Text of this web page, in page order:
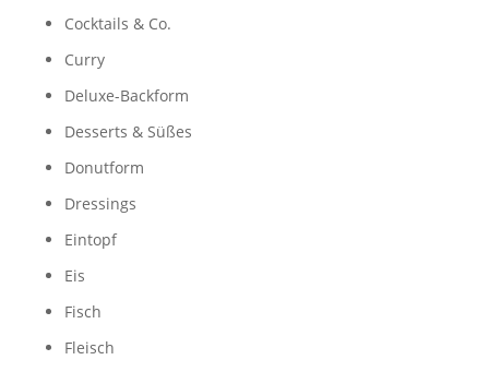
Cocktails & Co.
Curry
Deluxe-Backform
Desserts & Süßes
Donutform
Dressings
Eintopf
Eis
Fisch
Fleisch